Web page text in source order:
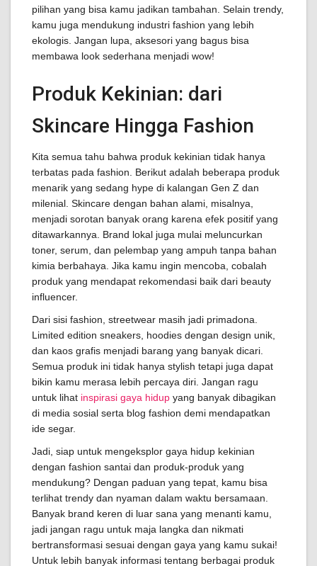
pilihan yang bisa kamu jadikan tambahan. Selain trendy,
kamu juga mendukung industri fashion yang lebih
ekologis. Jangan lupa, aksesori yang bagus bisa
membawa look sederhana menjadi wow!
Produk Kekinian: dari
Skincare Hingga Fashion
Kita semua tahu bahwa produk kekinian tidak hanya
terbatas pada fashion. Berikut adalah beberapa produk
menarik yang sedang hype di kalangan Gen Z dan
milenial. Skincare dengan bahan alami, misalnya,
menjadi sorotan banyak orang karena efek positif yang
ditawarkannya. Brand lokal juga mulai meluncurkan
toner, serum, dan pelembap yang ampuh tanpa bahan
kimia berbahaya. Jika kamu ingin mencoba, cobalah
produk yang mendapat rekomendasi baik dari beauty
influencer.
Dari sisi fashion, streetwear masih jadi primadona.
Limited edition sneakers, hoodies dengan design unik,
dan kaos grafis menjadi barang yang banyak dicari.
Semua produk ini tidak hanya stylish tetapi juga dapat
bikin kamu merasa lebih percaya diri. Jangan ragu
untuk lihat inspirasi gaya hidup yang banyak dibagikan
di media sosial serta blog fashion demi mendapatkan
ide segar.
Jadi, siap untuk mengeksplor gaya hidup kekinian
dengan fashion santai dan produk-produk yang
mendukung? Dengan paduan yang tepat, kamu bisa
terlihat trendy dan nyaman dalam waktu bersamaan.
Banyak brand keren di luar sana yang menanti kamu,
jadi jangan ragu untuk maja langka dan nikmati
bertransformasi sesuai dengan gaya yang kamu sukai!
Untuk lebih banyak informasi tentang berbagai produk